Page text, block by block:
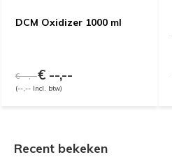
DCM Oxidizer 1000 ml
€ --,--€ --,--
(--,-- Incl. btw)
Recent bekeken